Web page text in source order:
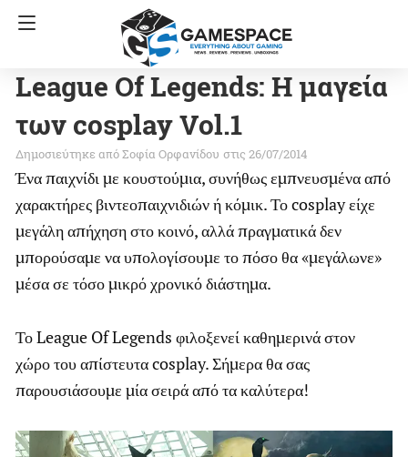
League Of Legends: Η μαγεία
των cosplay Vol.1
Σοφία Ορφανίδου στις 26/07/2014
Ένα παιχνίδι με κουστούμια, συνήθως εμπνευσμένα από
χαρακτήρες βιντεοπαιχνιδιών ή κόμικ. Το cosplay είχε
μεγάλη απήχηση στο κοινό, αλλά πραγματικά δεν
μπορούσαμε να υπολογίσουμε το πόσο θα «μεγάλωνε»
μέσα σε τόσο μικρό χρονικό διάστημα.
Το League Of Legends φιλοξενεί καθημερινά στον
χώρο του απίστευτα cosplay. Σήμερα θα σας
παρουσιάσουμε μία σειρά από τα καλύτερα!